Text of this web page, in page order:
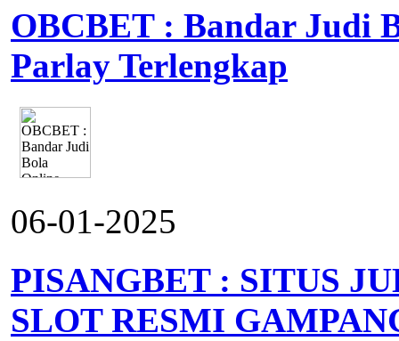
OBCBET : Bandar Judi
Parlay Terlengkap
06-01-2025
PISANGBET : SITUS
SLOT RESMI